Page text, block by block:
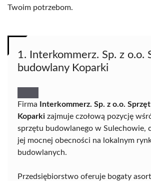
Twoim potrzebom.
1. Interkommerz. Sp. z o.o.
budowlany Koparki
Firma
Interkommerz. Sp. z o.o.
Koparki zajmuje czołową pozycję
sprzętu budowlanego w Sulechowie,
jej mocnej obecności na lokalnym
budowlanych.
Przedsiębiorstwo oferuje bogaty